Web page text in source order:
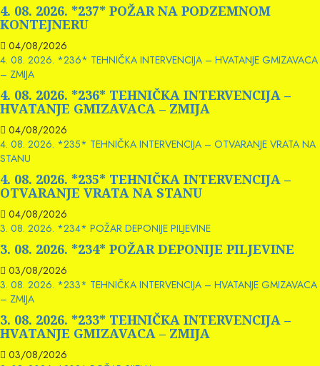
4. 08. 2026. *237* POŽAR NA PODZEMNOM
KONTEJNERU
04/08/2026
4. 08. 2026. *236* TEHNIČKA INTERVENCIJA – HVATANJE GMIZAVACA
– ZMIJA
4. 08. 2026. *236* TEHNIČKA INTERVENCIJA –
HVATANJE GMIZAVACA – ZMIJA
04/08/2026
4. 08. 2026. *235* TEHNIČKA INTERVENCIJA – OTVARANJE VRATA NA
STANU
4. 08. 2026. *235* TEHNIČKA INTERVENCIJA –
OTVARANJE VRATA NA STANU
04/08/2026
3. 08. 2026. *234* POŽAR DEPONIJE PILJEVINE
3. 08. 2026. *234* POŽAR DEPONIJE PILJEVINE
03/08/2026
3. 08. 2026. *233* TEHNIČKA INTERVENCIJA – HVATANJE GMIZAVACA
– ZMIJA
3. 08. 2026. *233* TEHNIČKA INTERVENCIJA –
HVATANJE GMIZAVACA – ZMIJA
03/08/2026